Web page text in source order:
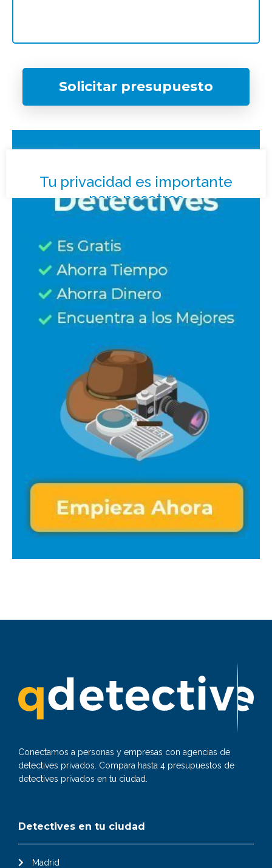
Solicitar presupuesto
Conectamos a personas y empresas con agencias de
detectives privados. Compara hasta 4 presupuestos de
detectives privados en tu ciudad.
Detectives en tu ciudad
Madrid
¿Qué tipo de caso quieres investigar?
*